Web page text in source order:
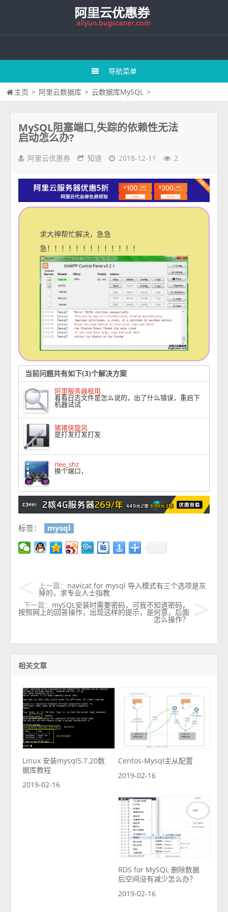
导航菜单
主页 > 阿里云数据库 > 云数据库MySQL >
MySQL阻塞端口,失踪的依赖性无法
启动怎么办?
阿里云优惠券 知道 2018-12-11 2
求大神帮忙解决，急急
急！！！！！！！！！！！！！
当前问题共有如下(3)个解决方案
阿里服务器租用
看看日志文件是怎么说的，出了什么错误，重启下
机器试试
猪猪侠旋风
是打发打发打发
rlee_shz
换个端口，
标签： mysql
上一篇： navicat for mysql 导入模式有三个选项是灰
掉的，求专业人士指教
下一篇： mySQL安装时需要密码，可我不知道密码，
按照网上的回答操作，出现这样的提示，是何意，后面
怎么操作？
相关文章
Linux 安装mysql5.7.20数
据库教程
2019-02-16
Centos-Mysql主从配置
2019-02-16
RDS for MySQL 删除数据
后空间没有减少怎么办？
2019-02-16